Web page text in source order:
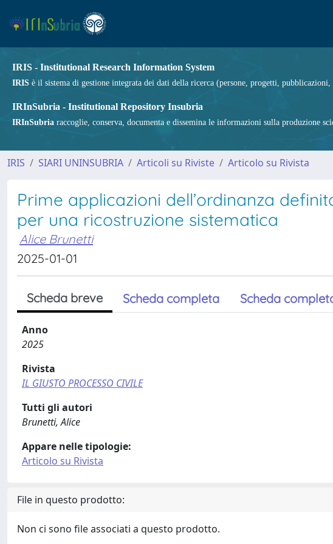
IRIS - Institutional Research Information System
IRIS è il sistema di gestione integrata dei dati della ricerca (persone, progetti,
IRInSubria - Institutional Repository Insubria
IRInSubria raccoglie, conserva, documenta e dissemina le informazioni sulla produzione
IRIS SIARI UNINSUBRIA Articoli su Riviste Articolo su Rivista
Prime applicazioni dell’ordinanza
per una ricostruzione sistematica
Alice Brunetti
2025-01-01
Scheda breve Scheda completa Scheda
Anno
2025
Rivista
IL GIUSTO PROCESSO CIVILE
Tutti gli autori
Brunetti, Alice
Appare nelle tipologie:
Articolo su Rivista
File in questo prodotto:
Non ci sono file associati a questo prodotto.